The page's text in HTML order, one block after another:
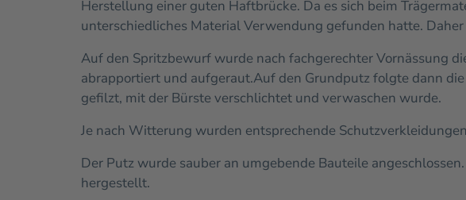
Herstellung einer guten Haftbrücke. Da es sich beim
unterschiedliches Material Verwendung gefunden hatte.
Auf den Spritzbewurf wurde nach fachgerechter Vornässung
abrapportiert und aufgeraut.Auf den Grundputz folgte dann
gefilzt, mit der Bürste verschlichtet und verwaschen wurde.
Je nach Witterung wurden entsprechende
Der Putz wurde sauber an umgebende Bauteile
hergestellt.